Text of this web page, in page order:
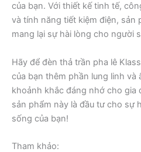
của bạn. Với thiết kế tinh tế,
và tính năng tiết kiệm điện, sản
mang lại sự hài lòng cho người
Hãy để đèn thả trần pha lê
của bạn thêm phần lung linh và
khoảnh khắc đáng nhớ cho gia
sản phẩm này là đầu tư cho sự
sống của bạn!
Tham khảo: